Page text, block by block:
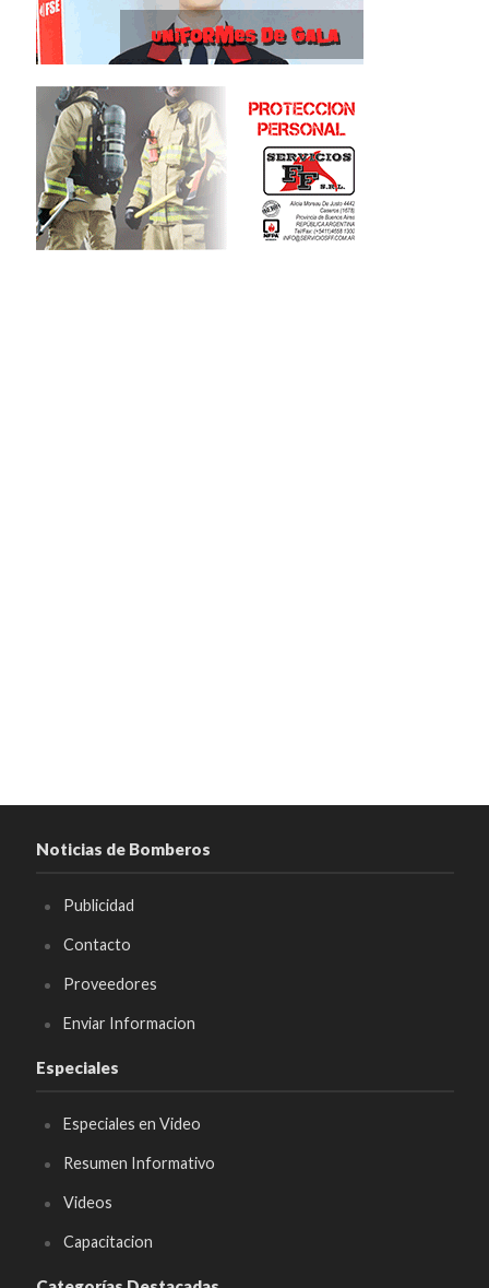
Noticias de Bomberos
Publicidad
Contacto
Proveedores
Enviar Informacion
Especiales
Especiales en Video
Resumen Informativo
Videos
Capacitacion